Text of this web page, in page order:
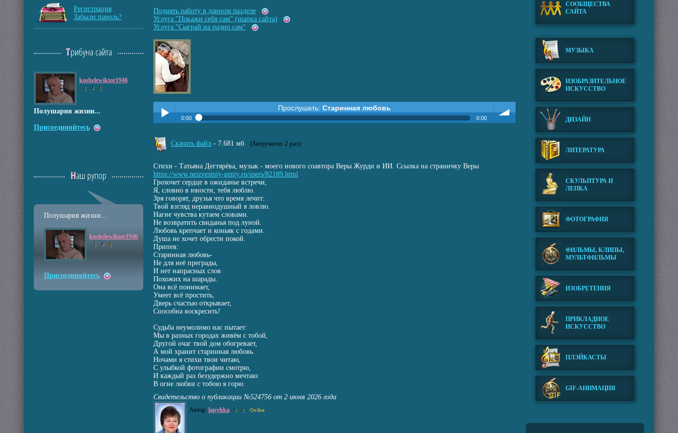
Поднять работу в данном разделе
Услуга "Покажи себя сам" (шапка сайта)
Услуга "Сыграй на радио сам"
Play /
pause
Прослушать:Старинная любовь
0:00 0:00
Скачать файл - 7.681 мб (Загружено 2 раз)
Стихи - Татьяна Дегтярёва, музык - моего нового соавтора Веры Журди и ИИ. Ссылка на страничку Веры
https://www.neizvestniy-geniy.ru/users/82189.html
Грохочет сердце в ожиданье встречи,
Я, словно в юности, тебя люблю.
Зря говорят, друзья что время лечит:
Твой взгляд неравнодушный я ловлю.
Нагие чувства кутаем словами.
Не возвратить свиданья под луной.
Любовь крепчает и коньяк с годами.
Душа не хочет обрести покой.
Припев:
Старинная любовь-
Не для неё преграды,
И нет напрасных слов
Похожих на шарады.
Она всё понимает,
Умеет всё простить,
Дверь счастью открывает,
Способна воскресить!
Судьба неумолимо нас пытает:
Мы в разных городах живём с тобой,
Другой очаг твой дом обогревает,
А мой хранит старинная любовь.
Ночами я стихи твои читаю,
С улыбкой фотографии смотрю,
И каждый раз безудержно мечтаю:
В огне любви с тобою я горю.
Свидетельство о публикации №524756 от 2 июня 2026 года
Автор: lapyhka 5 2
Регистрация
Забыли пароль?
Трибуна сайта
koshelewiktor1946
1 4 1
Полушария жизни...
Присоединяйтесь
Наш рупор
Полушария жизни...
koshelewiktor1946
1 4 1
Присоединяйтесь
СООБЩЕСТВА
САЙТА
МУЗЫКА
ИЗОБРАЗИТЕЛЬНОЕ
ИСКУССТВО
ДИЗАЙН
ЛИТЕРАТУРА
СКУЛЬПТУРА И
ЛЕПКА
ФОТОГРАФИЯ
ФИЛЬМЫ, КЛИПЫ,
МУЛЬТФИЛЬМЫ
ИЗОБРЕТЕНИЯ
ПРИКЛАДНОЕ
ИСКУССТВО
ПЛЭЙКАСТЫ
GIF-АНИМАЦИЯ